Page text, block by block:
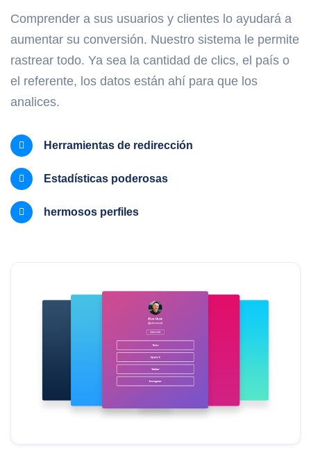
Comprender a sus usuarios y clientes lo ayudará a
aumentar su conversión. Nuestro sistema le permite
rastrear todo. Ya sea la cantidad de clics, el país o
el referente, los datos están ahí para que los
analices.
Herramientas de redirección
Estadísticas poderosas
hermosos perfiles